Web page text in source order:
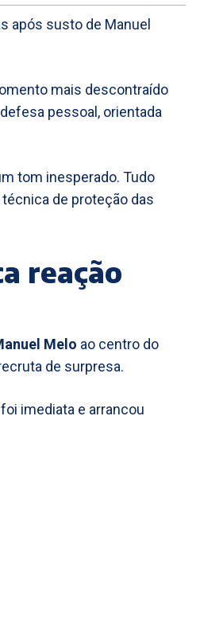
após susto de Manuel
mais descontraído
pessoal, orientada
tom inesperado. Tudo
de proteção das
reação
Melo ao centro do
de surpresa.
imediata e arrancou